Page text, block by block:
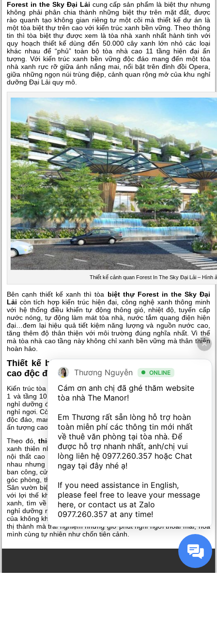
Forest in the Sky Đại Lải cung cấp sản phẩm là biệt thự nhưng
không phải phân chia thành những biệt thự trên mặt đất, được
rào quanh tạo không gian riêng tư một cõi mà thiết kế dự án là
một tòa biệt thự trên cao với kiến trúc xanh bền vững. Theo thông
tin thì tòa biệt thự được xem là tòa nhà xanh nhất hành tinh với
quy hoạch thiết kế dùng đến 50.000 cây xanh lớn nhỏ các loại
khác nhau để “phủ” toàn bộ tòa nhà cao 11 tầng hiện đại ấn
tượng. Với kiến trúc xanh bền vững độc đáo mang đến một tòa
nhà xanh rực rỡ giữa ánh nắng mai, nổi bật trên đỉnh đồi Opera,
giữa những ngọn núi trùng điệp, cảnh quan rộng mở của khu nghỉ
dưỡng Đại Lải quy mô.
Thiết kế cảnh quan Forest In The Sky Đại Lải – Hình
Bên cạnh thiết kế xanh thì tòa biệt thự Forest in the Sky Đại
Lải còn tích hợp kiến trúc hiện đại, công nghệ xanh thông minh
với hệ thống điều khiển tự động thông gió, nhiệt độ, tuyến cấp
nước nóng, tự động làm mát tòa nhà, nước tắm quang điện hiện
đại…đem lại hiệu quả tiết kiệm năng lượng và nguồn nước cao,
tăng thêm độ thân thiện với môi trường đúng nghĩa nhất. Vì thế
mà tòa nhà cao tầng này không chỉ xanh bền vững mà thân thiện
hoàn hảo.
Thiết kế biệt thự Forest in the Sky Đại Lải trên
cao độc đáo
Kiến trúc tòa nhàForest in the Sky Đại Lải cao 11 tầng với tầng
1 và tầng 10 là khu vực tiện ích bao gồm đầy đủ những tiện ích
nghỉ dưỡng đáp ứng nhu cầu cao cấp cho quý khách dừng chân
nghỉ ngơi. Còn lại từ tầng 2- tầng 9 là những căn biệt thự trên cao
độc đáo, mang đến trải nghiệm không gian nghỉ dưỡng mới lạ và
ấn tượng cao chưa từng xuất hiện ở nước ta.
Theo đó,thiết kế biệt thự Forest in the Skykết hợp hài hòa
xanh thiên nhiên với phong cách đẳng cấp sang trọng, tích hợp
nội thất cao cấp ấn tượng. Mỗi biệt thự có diện tích rộng khác
nhau nhưng đều dùng kính cường lực thay thế tường cao cùng
ban công, cửa sổ lớn rộng mở để đón ánh sáng hài hòa đến từng
góc phòng, thiên nhiên tràn ngập mọi ngóc ngách trong biệt thự.
Sân vườn biệt thự rộng, cảnh sắc thiên nhiên chan hòa. Kết hợp
với lợi thế khu vực xanh thì tòa nhà nâng tầm thêm cảnh quan
xanh, tìm về thiên nhiên nguồn cội, mang đến cho bất kỳ ai khi
nghỉ dưỡng nơi đây đều cảm nhận được vẻ đẹp của thiên nhiên,
của không khí trong lành, tinh khôi nhất, bỏ quên những xô bồ nơi
thị thành mà trải nghiệm những giờ phút nghỉ ngơi thoải mái, hòa
mình cùng tự nhiên như chốn tiên cảnh.
Thương Nguyễn ONLINE
Cám ơn anh chị đã ghé thăm website
tòa nhà The Manor!
Em Thương rất sẵn lòng hỗ trợ hoàn
toàn miễn phí các thông tin mới nhất
về thuê văn phòng tại tòa nhà. Để
được hỗ trợ nhanh nhất, anh/chị vui
lòng liên hệ 0977.260.357 hoặc Chat
ngay tại đây nhé ạ!
If you need assistance in English,
please feel free to leave your message
0977.260.357 at any time!